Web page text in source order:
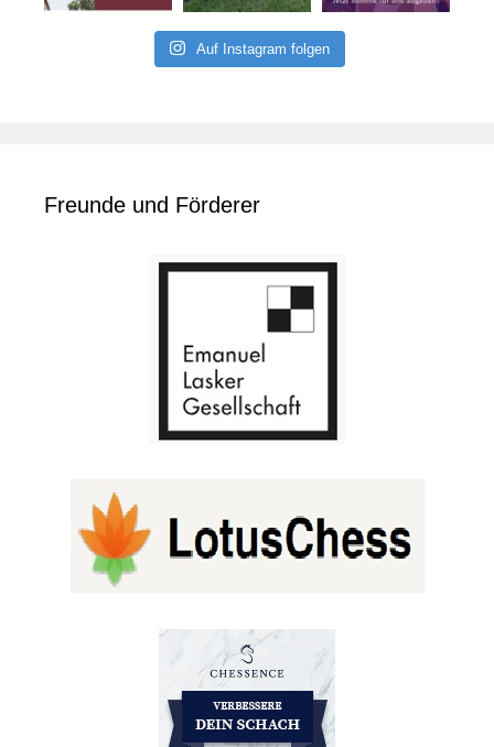
Auf Instagram folgen
Freunde und Förderer